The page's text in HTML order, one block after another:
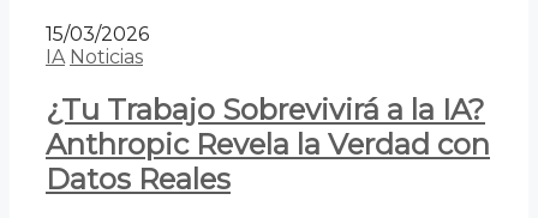
15/03/2026
IA Noticias
¿Tu Trabajo Sobrevivirá a la IA?
Anthropic Revela la Verdad con
Datos Reales